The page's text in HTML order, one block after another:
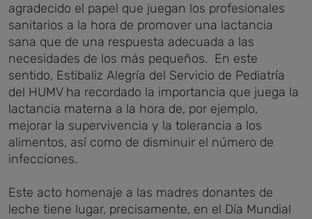
agradecido el papel que juegan los profesionales
sanitarios a la hora de promover una lactancia
sana que de una respuesta adecuada a las
necesidades de los más pequeños. En este
sentido, Estibaliz Alegría del Servicio de Pediatría
del HUMV ha recordado la importancia que juega la
lactancia materna a la hora de, por ejemplo,
mejorar la supervivencia y la tolerancia a los
alimentos, así como de disminuir el número de
infecciones.
Este acto homenaje a las madres donantes de
leche tiene lugar, precisamente, en el Día Mundial